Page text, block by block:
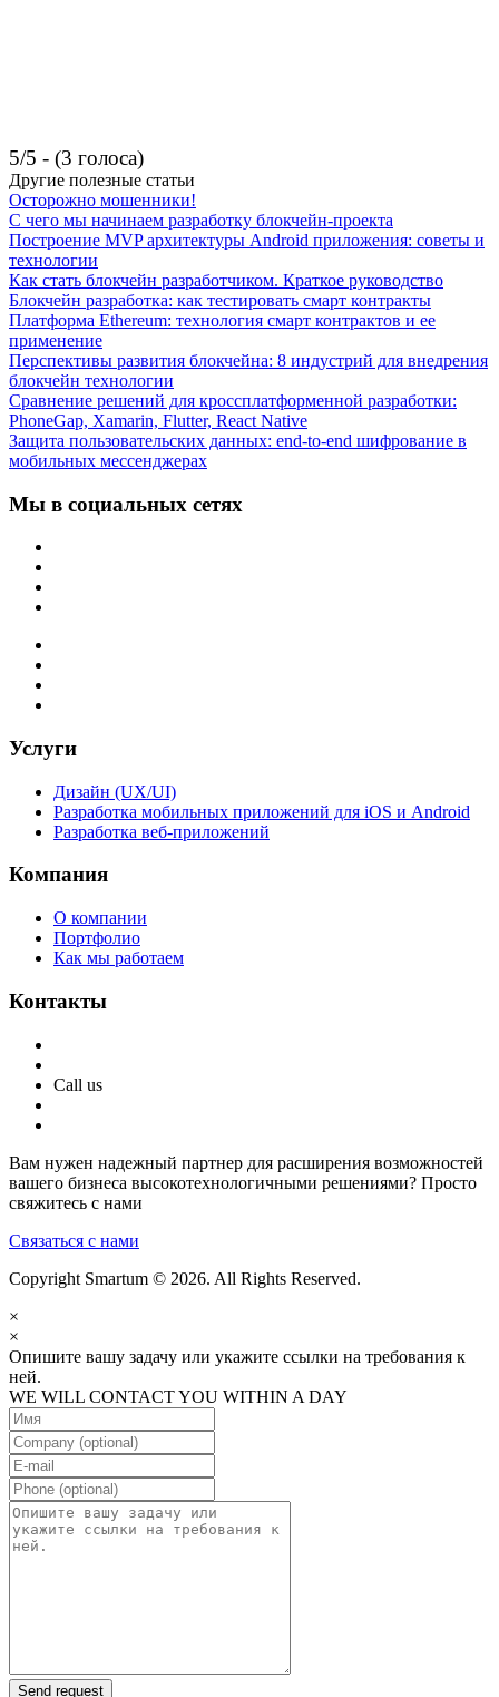
5/5 - (3 голоса)
Другие полезные статьи
Осторожно мошенники!
С чего мы начинаем разработку блокчейн-проекта
Построение MVP архитектуры Android приложения: советы и
технологии
Как стать блокчейн разработчиком. Краткое руководство
Блокчейн разработка: как тестировать смарт контракты
Платформа Ethereum: технология смарт контрактов и ее
применение
Перспективы развития блокчейна: 8 индустрий для внедрения
блокчейн технологии
Сравнение решений для кроссплатформенной разработки:
PhoneGap, Xamarin, Flutter, React Native
Защита пользовательских данных: end-to-end шифрование в
мобильных мессенджерах
Мы в социальных сетях
Услуги
Дизайн (UX/UI)
Разработка мобильных приложений для iOS и Android
Разработка веб-приложений
Компания
О компании
Портфолио
Как мы работаем
Контакты
Call us
Вам нужен надежный партнер для расширения возможностей
вашего бизнеса высокотехнологичными решениями? Просто
свяжитесь с нами
Связаться с нами
Copyright Smartum © 2026. All Rights Reserved.
×
×
Опишите вашу задачу или укажите ссылки на требования к
ней.
WE WILL CONTACT YOU WITHIN A DAY
Send request